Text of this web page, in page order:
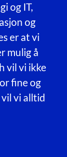
og IT,
og
er at vi
mulig å
vil vi ikke
fine og
vi alltid